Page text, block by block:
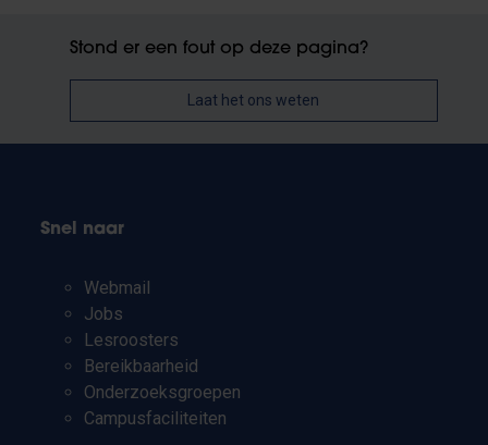
Stond er een fout op deze pagina?
Laat het ons weten
Snel naar
Webmail
Jobs
Lesroosters
Bereikbaarheid
Onderzoeksgroepen
Campusfaciliteiten